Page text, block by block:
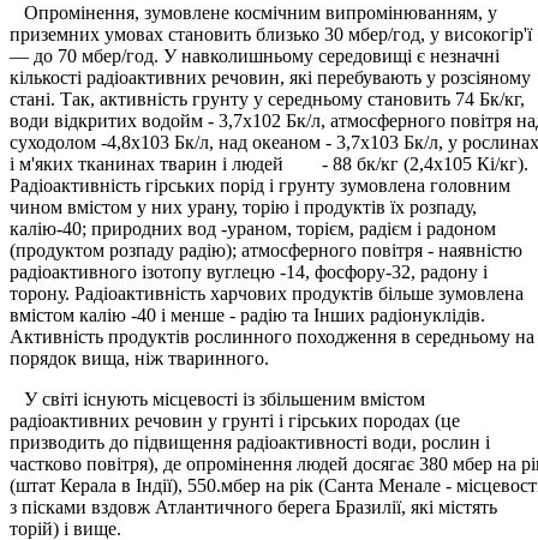
Опромінення, зумовлене космічним випромінюванням, у
приземних умовах становить близько 30 мбер/год, у високогір'ї
— до 70 мбер/год. У навколишньому середовищі є незначні
кількості радіоактивних речовин, які перебувають у розсіяному
стані. Так, активність грунту у середньому становить 74 Бк/кг,
води відкритих водойм - 3,7х102 Бк/л, атмосферного повітря
суходолом -4,8х103 Бк/л, над океаном - 3,7х103 Бк/л, у рослинах
і м'яких тканинах тварин і людей - 88 бк/кг (2,4х105 Кі/кг).
Радіоактивність гірських порід і грунту зумовлена головним
чином вмістом у них урану, торію і продуктів їх розпаду,
калію-40; природних вод -ураном, торієм, радієм і радоном
(продуктом розпаду радію); атмосферного повітря - наявністю
радіоактивного ізотопу вуглецю -14, фосфору-32, радону і
торону. Радіоактивність харчових продуктів більше зумовлена
вмістом калію -40 і менше - радію та Інших радіонуклідів.
Активність продуктів рослинного походження в середньому на
порядок вища, ніж тваринного.
У світі існують місцевості із збільшеним вмістом
радіоактивних речовин у грунті і гірських породах (це
призводить до підвищення радіоактивності води, рослин і
частково повітря), де опромінення людей досягає 380 мбер на
(штат Керала в Індії), 550.мбер на рік (Санта Менале -
з пісками вздовж Атлантичного берега Бразилії, які містять
торій) і вище.